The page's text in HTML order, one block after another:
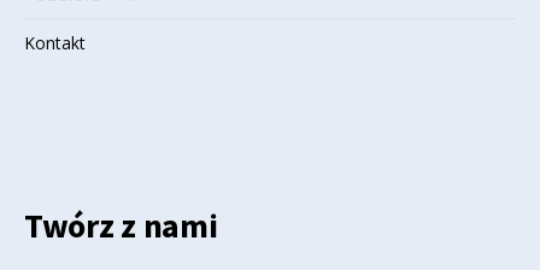
Kontakt
Twórz z nami